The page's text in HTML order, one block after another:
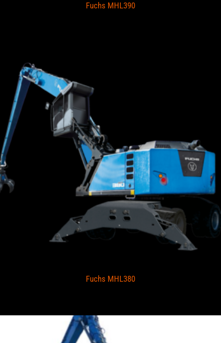
Fuchs MHL390
Fuchs MHL380